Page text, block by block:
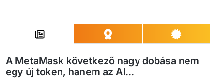
A MetaMask következő nagy dobása nem
egy új token, hanem az AI...